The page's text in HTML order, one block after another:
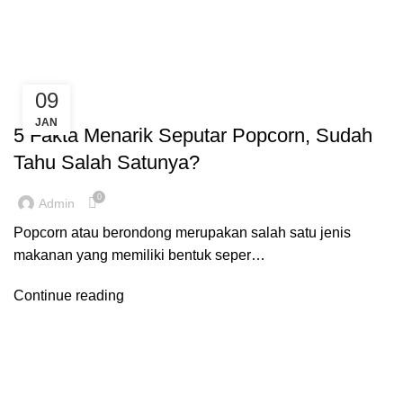
09
JAN
BLOG
5 Fakta Menarik Seputar Popcorn, Sudah
Tahu Salah Satunya?
Admin 0
Popcorn atau berondong merupakan salah satu jenis
makanan yang memiliki bentuk seper…
Continue reading